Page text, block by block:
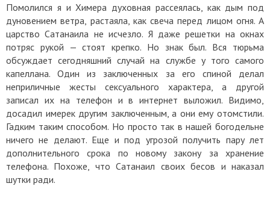
Помолился я и Химера духовная рассеялась, как дым под
дуновением ветра, растаяла, как свеча перед лицом огня. А
царство Сатанаила не исчезло. Я даже решетки на окнах
потряс рукой — стоят крепко. Но знак был. Вся тюрьма
обсуждает сегодняшний случай на службе у того самого
капеллана. Один из заключенных за его спиной делал
неприличные жесты сексуального характера, а другой
записал их на телефон и в интернет выложил. Видимо,
досадил имерек другим заключенным, а они ему отомстили.
Гадким таким способом. Но просто так в нашей богодельне
ничего не делают. Еще и под угрозой получить пару лет
дополнительного срока по новому закону за хранение
телефона. Похоже, что Сатанаил своих бесов и наказал
шутки ради.